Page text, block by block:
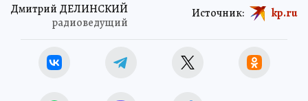
Дмитрий ДЕЛИНСКИЙ
радиоведущий
Источник: kp.ru